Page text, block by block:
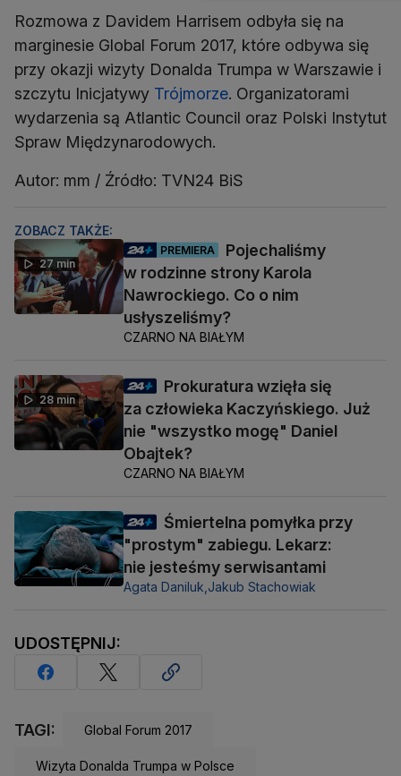
Rozmowa z Davidem Harrisem odbyła się na
marginesie Global Forum 2017, które odbywa się
przy okazji wizyty Donalda Trumpa w Warszawie i
szczytu Inicjatywy Trójmorze. Organizatorami
wydarzenia są Atlantic Council oraz Polski Instytut
Spraw Międzynarodowych.
Autor: mm / Źródło: TVN24 BiS
ZOBACZ TAKŻE:
27 min
PREMIERA
Pojechaliśmy
w rodzinne strony Karola
Nawrockiego. Co o nim
usłyszeliśmy?
CZARNO NA BIAŁYM
28 min
Prokuratura wzięła się
za człowieka Kaczyńskiego. Już
nie "wszystko mogę" Daniel
Obajtek?
CZARNO NA BIAŁYM
Śmiertelna pomyłka przy
"prostym" zabiegu. Lekarz:
nie jesteśmy serwisantami
Agata Daniluk, Jakub Stachowiak
UDOSTĘPNIJ:
TAGI: Global Forum 2017
Wizyta Donalda Trumpa w Polsce